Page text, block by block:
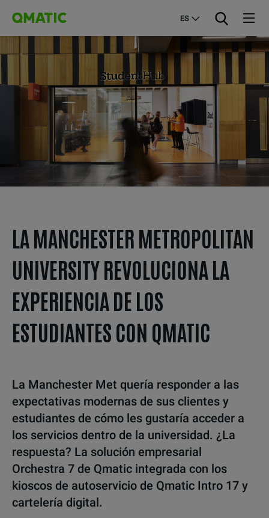
ES
LA MANCHESTER METROPOLITAN
UNIVERSITY REVOLUCIONA LA
EXPERIENCIA DE LOS
ESTUDIANTES CON QMATIC
La Manchester Met quería responder a las
expectativas modernas de sus clientes y
estudiantes de cómo les gustaría acceder a
los servicios dentro de la universidad. ¿La
respuesta? La solución empresarial
Orchestra 7 de Qmatic integrada con los
kioscos de autoservicio de Qmatic Intro 17 y
cartelería digital.